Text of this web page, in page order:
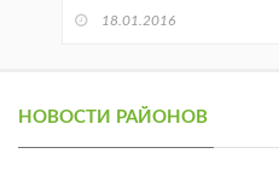
18.01.2016
НОВОСТИ РАЙОНОВ